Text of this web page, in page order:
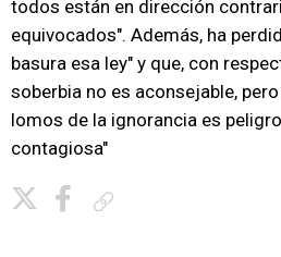
todos están en dirección
equivocados". Además, ha
basura esa ley" y que, con
soberbia no es aconsejable,
lomos de la ignorancia es
contagiosa"